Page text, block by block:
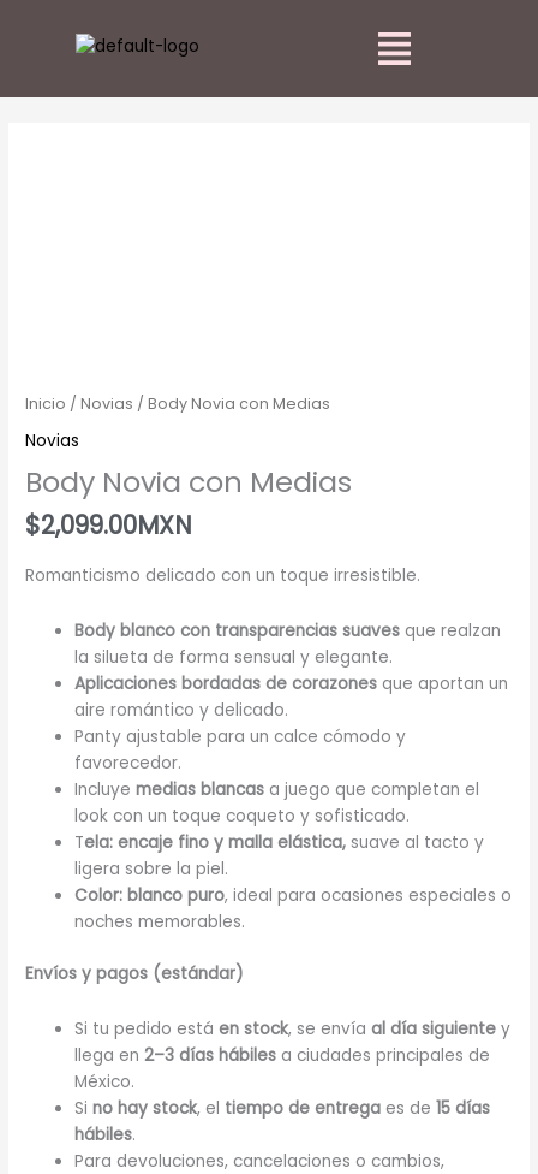
Main
Menu
Inicio /Novias / Body Novia con Medias
Novias
Body Novia con Medias
$2,099.00
Romanticismo delicado con un toque irresistible.
Body blanco con transparencias suaves que realzan
la silueta de forma sensual y elegante.
Aplicaciones bordadas de corazones que aportan un
aire romántico y delicado.
Panty ajustable para un calce cómodo y
favorecedor.
Incluyemedias blancas a juego que completan el
look con un toque coqueto y sofisticado.
Tela: encaje fino y malla elástica, suave al tacto y
ligera sobre la piel.
Color: blanco puro, ideal para ocasiones especiales o
noches memorables.
Envíos y pagos (estándar)
Si tu pedido estáen stock, se envíaal día siguiente y
llega en2–3 días hábiles a ciudades principales de
México.
Sino hay stock, el tiempo de entrega es de15 días
hábiles.
Para devoluciones, cancelaciones o cambios,